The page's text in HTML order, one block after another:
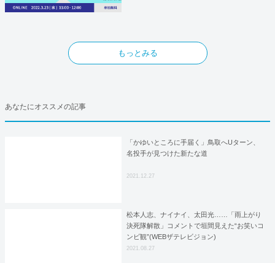
もっとみる
あなたにオススメの記事
「かゆいところに手届く」鳥取へUターン、
名投手が見つけた新たな道
2021.12.27
松本人志、ナイナイ、太田光……「雨上がり
決死隊解散」コメントで垣間見えた“お笑いコ
ンビ観”(WEBザテレビジョン)
2021.08.27